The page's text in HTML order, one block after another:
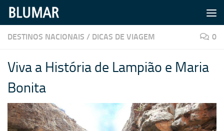
Skip to content
DESTINOS NACIONAIS / DICAS DE VIAGEM 0
Viva a História de Lampião e Maria
Bonita